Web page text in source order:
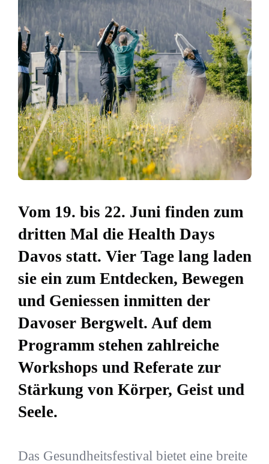
Vom 19. bis 22. Juni finden zum
dritten Mal die Health Days
Davos statt. Vier Tage lang laden
sie ein zum Entdecken, Bewegen
und Geniessen inmitten der
Davoser Bergwelt. Auf dem
Programm stehen zahlreiche
Workshops und Referate zur
Stärkung von Körper, Geist und
Seele.
Das Gesundheitsfestival bietet eine breite